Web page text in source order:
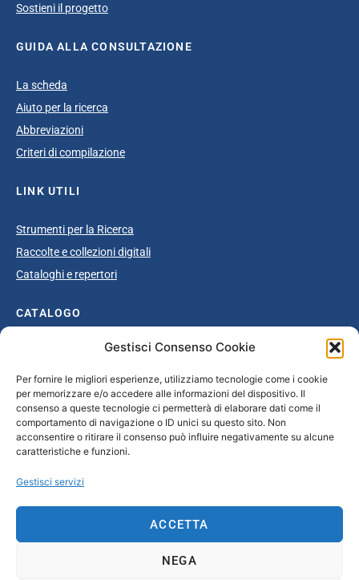
Gestisci Consenso Cookie
Per fornire le migliori esperienze, utilizziamo tecnologie come i cookie
per memorizzare e/o accedere alle informazioni del dispositivo. Il
consenso a queste tecnologie ci permetterà di elaborare dati come il
comportamento di navigazione o ID unici su questo sito. Non
acconsentire o ritirare il consenso può influire negativamente su alcune
caratteristiche e funzioni.
Gestisci servizi
ACCETTA
NEGA
Sostieni il progetto
GUIDA ALLA CONSULTAZIONE
La scheda
Aiuto per la ricerca
Abbreviazioni
Criteri di compilazione
LINK UTILI
Strumenti per la Ricerca
Raccolte e collezioni digitali
Cataloghi e repertori
CATALOGO
Catalogo completo
Ottocento
Età giolittiana
Grande Guerra e dopoguerra
Fascismo
Secondo dopoguerra / Età repubblicana
info@unsecolodicartavenezia.it